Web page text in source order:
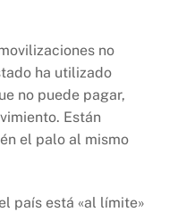
no
ha utilizado
no puede pagar,
Están
el palo al mismo
país está «al límite»